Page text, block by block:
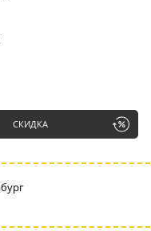
СКИДКА